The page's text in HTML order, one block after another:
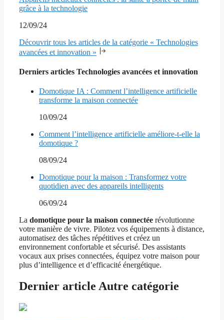
grâce à la technologie
12/09/24
Découvrir tous les articles de la catégorie « Technologies
avancées et innovation »
Derniers articles Technologies avancées et innovation
Domotique IA : Comment l’intelligence artificielle
transforme la maison connectée
10/09/24
Comment l’intelligence artificielle améliore-t-elle la
domotique ?
08/09/24
Domotique pour la maison : Transformez votre
quotidien avec des appareils intelligents
06/09/24
La domotique pour la maison connectée révolutionne
votre manière de vivre. Pilotez vos équipements à distance,
automatisez des tâches répétitives et créez un
environnement confortable et sécurisé. Des assistants
vocaux aux prises connectées, équipez votre maison pour
plus d’intelligence et d’efficacité énergétique.
Dernier article Autre catégorie